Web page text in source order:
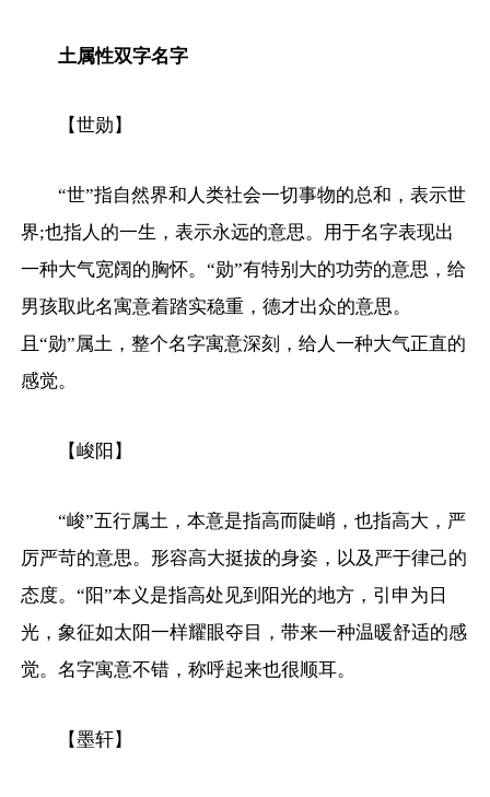
土属性双字名字
【世勋】
“世”指自然界和人类社会一切事物的总和，表示世
界;也指人的一生，表示永远的意思。用于名字表现出
一种大气宽阔的胸怀。“勋”有特别大的功劳的意思，给
男孩取此名寓意着踏实稳重，德才出众的意思。
且“勋”属土，整个名字寓意深刻，给人一种大气正直的
感觉。
【峻阳】
“峻”五行属土，本意是指高而陡峭，也指高大，严
厉严苛的意思。形容高大挺拔的身姿，以及严于律己的
态度。“阳”本义是指高处见到阳光的地方，引申为日
光，象征如太阳一样耀眼夺目，带来一种温暖舒适的感
觉。名字寓意不错，称呼起来也很顺耳。
【墨轩】